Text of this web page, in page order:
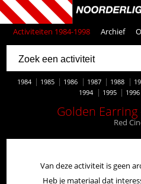
Activiteiten 1984-1998 Archief
1984 1985 1986 1987 1988
1994
1995 1996
Golden Earring
Red
Van deze activiteit is geen
Heb je materiaal dat